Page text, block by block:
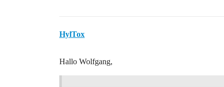
HylTox
Hallo Wolfgang,